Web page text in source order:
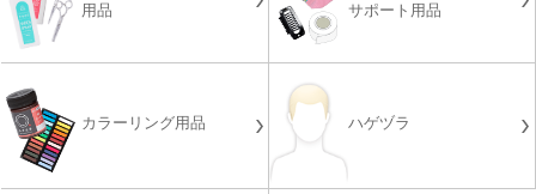
用品
サポート用品
カラーリング用品 ハゲヅラ